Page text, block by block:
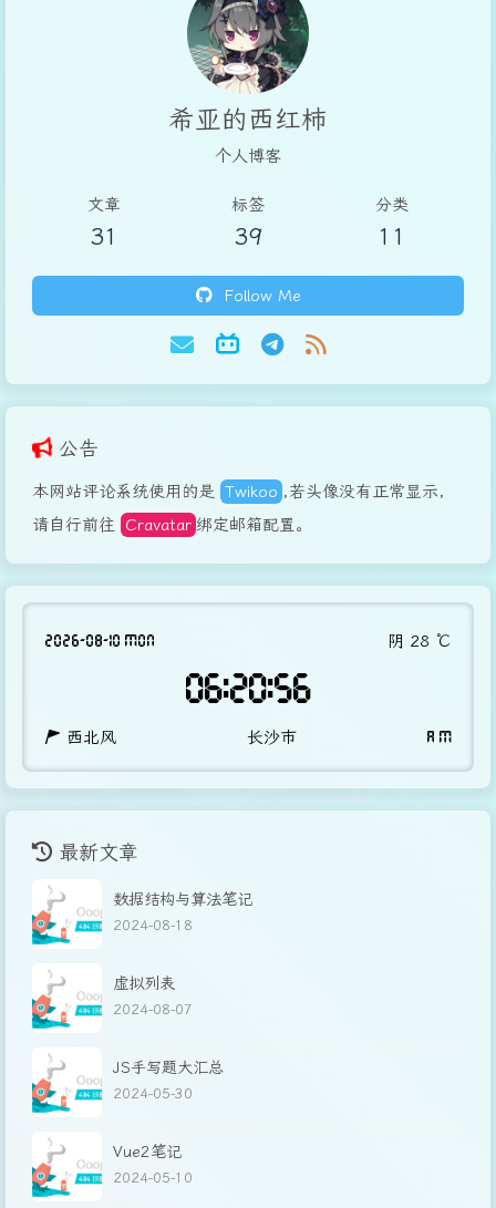
希亚的西红柿
个人博客
文章
31
标签
39
分类
11
Follow Me
公告
本网站评论系统使用的是 Twikoo ,若头像没有正常显示，
请自行前往
Cravatar 绑定邮箱配置。
2026-08-10 MON 阴 28 ℃
06:20:56
西北风 长沙市 A M
最新文章
数据结构与算法笔记
2024-08-18
虚拟列表
2024-08-07
JS手写题大汇总
2024-05-30
Vue2笔记
2024-05-10